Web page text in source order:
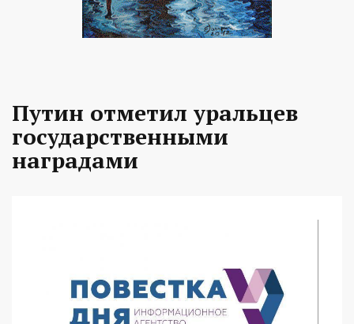
Путин отметил уральцев
государственными
наградами